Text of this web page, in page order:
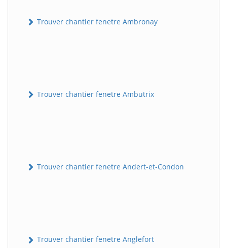
Trouver chantier fenetre Ambronay
Trouver chantier fenetre Ambutrix
Trouver chantier fenetre Andert-et-Condon
Trouver chantier fenetre Anglefort